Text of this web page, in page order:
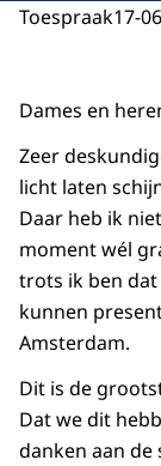
Toespraak17-
Dames en
Zeer
licht laten
Daar heb ik
moment wél
trots ik ben
kunnen
Amsterdam.
Dit is de
Dat we dit
danken aan